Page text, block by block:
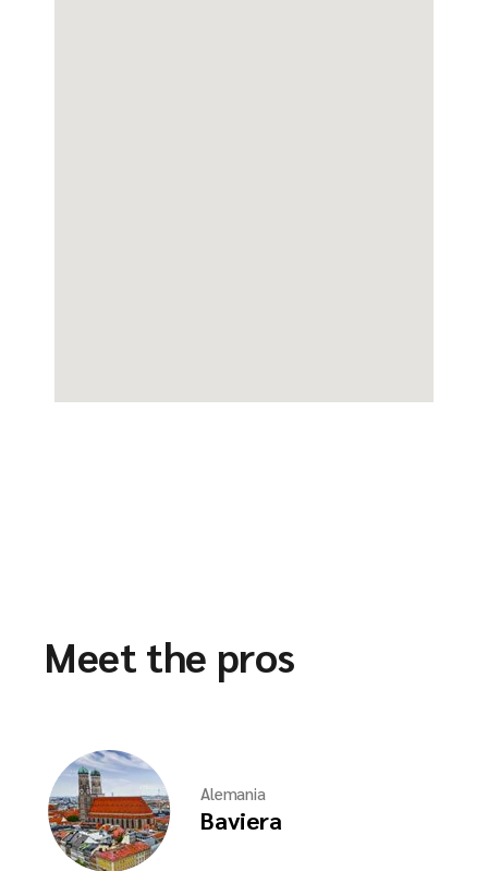
Meet the pros
Alemania
Baviera